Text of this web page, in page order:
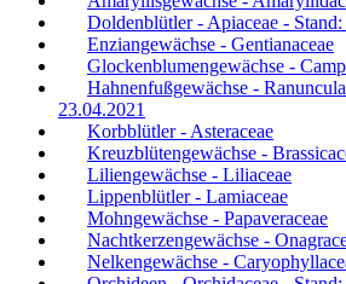
Doldenblütler - Apiaceae - Stand:
Enziangewächse - Gentianaceae
Glockenblumengewächse -
Hahnenfußgewächse -
23.04.2021
Korbblütler - Asteraceae
Kreuzblütengewächse -
Liliengewächse - Liliaceae
Lippenblütler - Lamiaceae
Mohngewächse - Papaveraceae
Nachtkerzengewächse -
Nelkengewächse -